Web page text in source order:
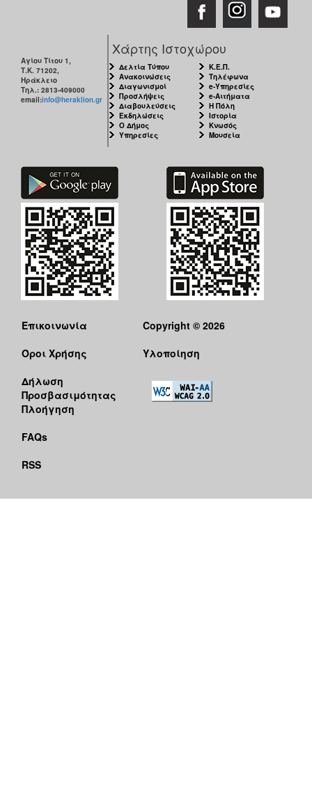
Αγίου Τίτου 1,
Τ.Κ. 71202,
Ηράκλειο
Τηλ.: 2813-409000
email:info@heraklion.gr
Χάρτης Ιστοχώρου
Δελτία Τύπου
Ανακοινώσεις
Διαγωνισμοί
Προσλήψεις
Διαβουλεύσεις
Εκδηλώσεις
Ο Δήμος
Υπηρεσίες
Κ.Ε.Π.
Τηλέφωνα
e-Υπηρεσίες
e-Αιτήματα
Η Πόλη
Ιστορία
Κνωσός
Μουσεία
Επικοινωνία
Όροι Χρήσης
Δήλωση
Προσβασιμότητας
Πλοήγηση
FAQs
RSS
Copyright © 2026
Υλοποίηση